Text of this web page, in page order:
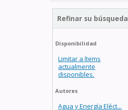
Refinar su búsqueda
Disponibilidad
Limitar a ítems
actualmente
disponibles.
Autores
Agua y Energía Eléct...